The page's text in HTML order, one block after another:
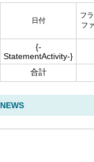
日付
フ
フ
{-
StatementActivity-}
合計
NEWS